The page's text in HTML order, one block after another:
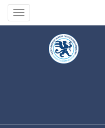
Toggle
navigation